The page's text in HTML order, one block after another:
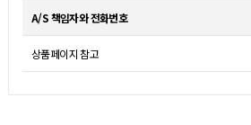
A/S 책임자와 전화번호
상품페이지 참고